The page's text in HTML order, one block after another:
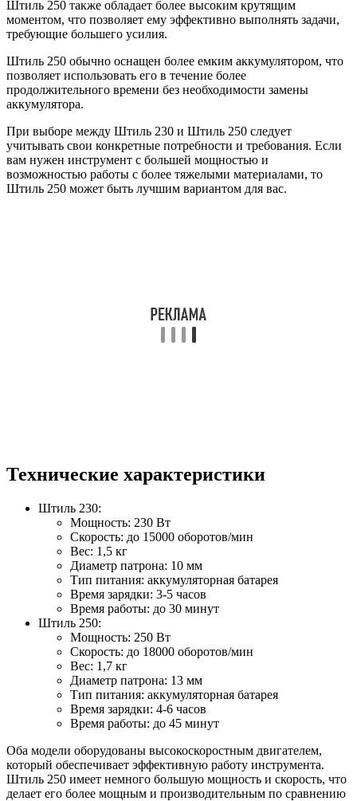
Штиль 250 также обладает более высоким крутящим
моментом, что позволяет ему эффективно выполнять задачи,
требующие большего усилия.
Штиль 250 обычно оснащен более емким аккумулятором, что
позволяет использовать его в течение более
продолжительного времени без необходимости замены
аккумулятора.
При выборе между Штиль 230 и Штиль 250 следует
учитывать свои конкретные потребности и требования. Если
вам нужен инструмент с большей мощностью и
возможностью работы с более тяжелыми материалами, то
Штиль 250 может быть лучшим вариантом для вас.
Технические характеристики
Штиль 230:
Мощность: 230 Вт
Скорость: до 15000 оборотов/мин
Вес: 1,5 кг
Диаметр патрона: 10 мм
Тип питания: аккумуляторная батарея
Время зарядки: 3-5 часов
Время работы: до 30 минут
Штиль 250:
Мощность: 250 Вт
Скорость: до 18000 оборотов/мин
Вес: 1,7 кг
Диаметр патрона: 13 мм
Тип питания: аккумуляторная батарея
Время зарядки: 4-6 часов
Время работы: до 45 минут
Оба модели оборудованы высокоскоростным двигателем,
который обеспечивает эффективную работу инструмента.
Штиль 250 имеет немного большую мощность и скорость, что
делает его более мощным и производительным по сравнению